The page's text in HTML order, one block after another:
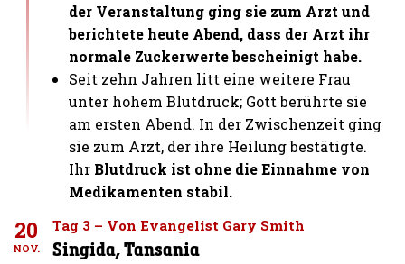
der Veranstaltung ging sie zum Arzt und
berichtete heute Abend, dass der Arzt ihr
normale Zuckerwerte bescheinigt habe.
Seit zehn Jahren litt eine weitere Frau
unter hohem Blutdruck; Gott berührte sie
am ersten Abend. In der Zwischenzeit ging
sie zum Arzt, der ihre Heilung bestätigte.
Ihr Blutdruck ist ohne die Einnahme von
Medikamenten stabil.
20
NOV.
Tag 3 – Von Evangelist Gary Smith
Singida, Tansania